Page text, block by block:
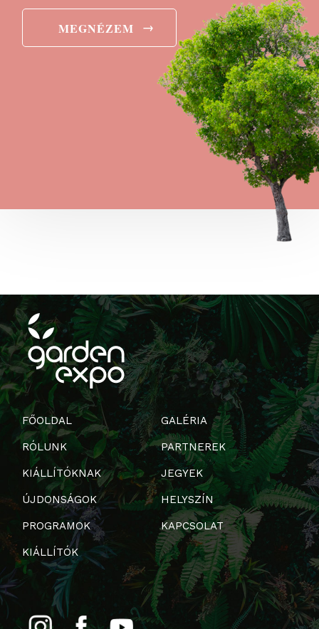
MEGNÉZEM →
FŐOLDAL
RÓLUNK
KIÁLLÍTÓKNAK
ÚJDONSÁGOK
PROGRAMOK
KIÁLLÍTÓK
GALÉRIA
PARTNEREK
JEGYEK
HELYSZÍN
KAPCSOLAT